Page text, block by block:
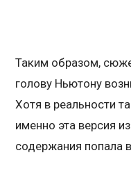
Таким образом,
голову Ньютону
Хотя в реальности
именно эта версия
содержания попала